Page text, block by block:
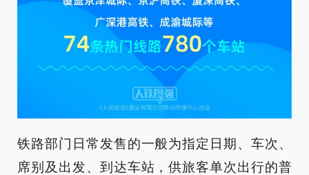
铁路部门日常发售的一般为指定日期、车次、
席别及出发、到达车站，供旅客单次出行的普